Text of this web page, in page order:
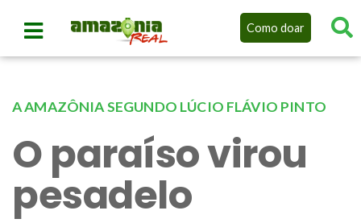
Como doar
A AMAZÔNIA SEGUNDO LÚCIO FLÁVIO PINTO
O paraíso virou
pesadelo